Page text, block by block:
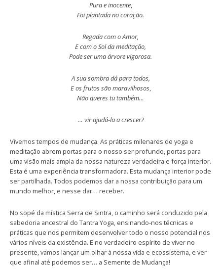
Pura e inocente,
Foi plantada no coração.
Regada com o Amor,
E com o Sol da meditação,
Pode ser uma árvore vigorosa.
A sua sombra dá para todos,
E os frutos são maravilhosos,
Não queres tu também…
… vir ajudá-la a crescer?
Vivemos tempos de mudança. As práticas milenares de yoga e
meditação abrem portas para o nosso ser profundo, portas para
uma visão mais ampla da nossa natureza verdadeira e força interior.
Esta é uma experiência transformadora. Esta mudança interior pode
ser partilhada. Todos podemos dar a nossa contribuição para um
mundo melhor, e nesse dar… receber.
No sopé da mística Serra de Sintra, o caminho será conduzido pela
sabedoria ancestral do Tantra Yoga, ensinando-nos técnicas e
práticas que nos permitem desenvolver todo o nosso potencial nos
vários níveis da existência. E no verdadeiro espírito de viver no
presente, vamos lançar um olhar à nossa vida e ecossistema, e ver
que afinal até podemos ser… a Semente de Mudança!